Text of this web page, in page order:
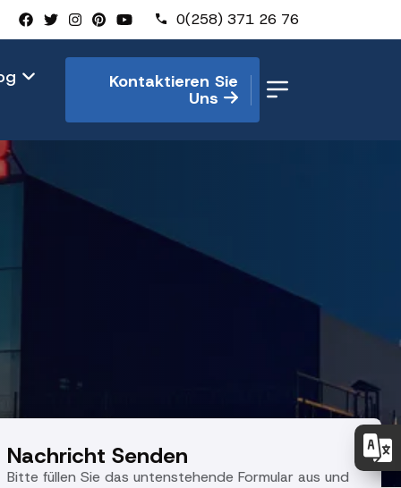
0(258) 371 26 76
Kontaktieren Sie
Uns
Nachricht Senden
Bitte füllen Sie das untenstehende Formular aus und